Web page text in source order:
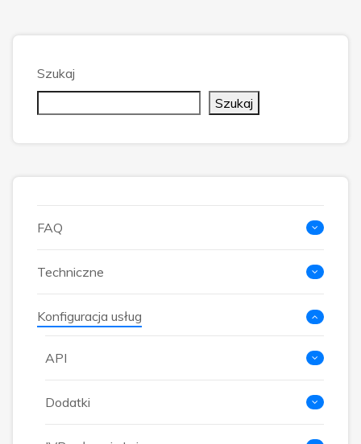
Szukaj
Szukaj
FAQ
Techniczne
Konfiguracja usług
API
Dodatki